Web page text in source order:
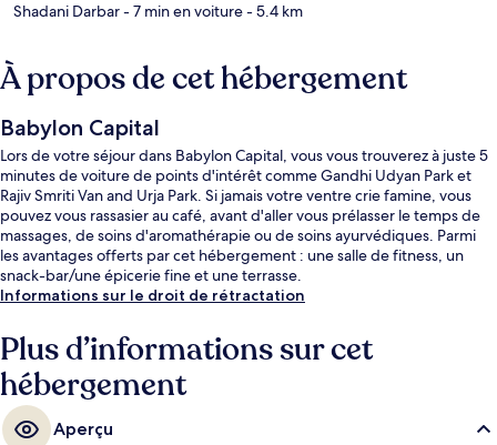
Shadani Darbar- 7 min en voiture- 5.4 km
À propos de cet hébergement
Babylon Capital
Lors de votre séjour dans Babylon Capital, vous vous trouverez à juste 5
minutes de voiture de points d'intérêt comme Gandhi Udyan Park et
Rajiv Smriti Van and Urja Park. Si jamais votre ventre crie famine, vous
pouvez vous rassasier au café, avant d'aller vous prélasser le temps de
massages, de soins d'aromathérapie ou de soins ayurvédiques. Parmi
les avantages offerts par cet hébergement : une salle de fitness, un
snack-bar/une épicerie fine et une terrasse.
Informations sur le droit de rétractation
Plus d’informations sur cet
hébergement
Aperçu